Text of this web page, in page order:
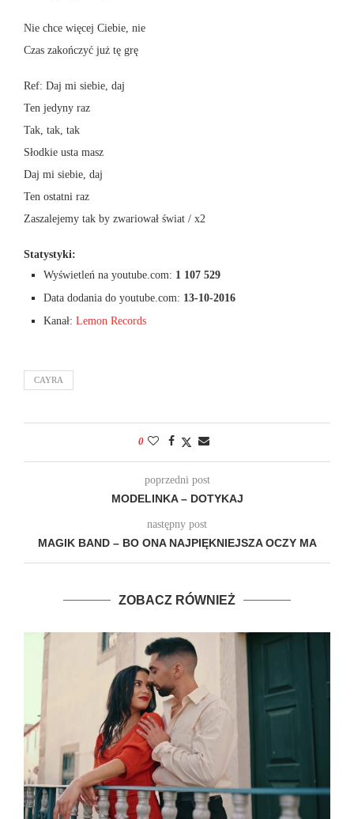
Nie chce więcej Ciebie, nie
Czas zakończyć już tę grę
Ref: Daj mi siebie, daj
Ten jedyny raz
Tak, tak, tak
Słodkie usta masz
Daj mi siebie, daj
Ten ostatni raz
Zaszalejemy tak by zwariował świat / x2
Statystyki:
Wyświetleń na youtube.com: 1 107 529
Data dodania do youtube.com: 13-10-2016
Kanał: Lemon Records
CAYRA
0
poprzedni post
MODELINKA – DOTYKAJ
następny post
MAGIK BAND – BO ONA NAJPIĘKNIEJSZA OCZY MA
ZOBACZ RÓWNIEŻ